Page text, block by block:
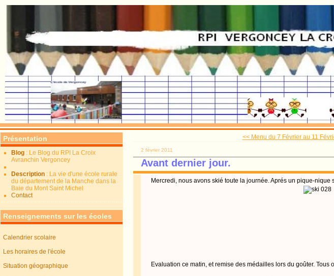
Présentation
Blog : Le Blog du RPI La Croix
Avranchin Vergoncey
Description : La vie d'une école rurale
du département de la Manche dans la
Baie du Mont Saint Michel
Contact
Renseignements sur les écoles
Calendrier scolaire
Les horaires de l'école
Situation géographique
<< Menu du 7 Février au 11
2 février 2011
Avant dernier jour.
Mercredi, nous avons skié toute la journée. Aprés un pique-
Evaluation ce matin, et remise des médailles lors du goûter. Tous